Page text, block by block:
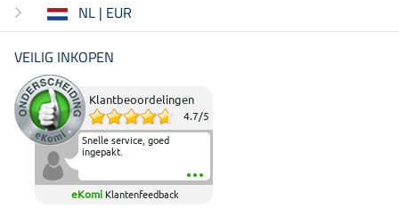
NL | EUR
VEILIG INKOPEN
Klantbeoordelingen
4.7/5
Snelle service, goed
ingepakt.
eKomi Klantenfeedback